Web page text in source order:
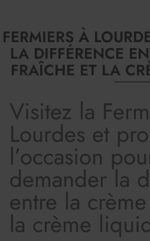
FERMIERS À
LA DIFFÉRENCE
FRAÎCHE ET LA
Visitez la
Lourdes et
l’occasion
demander la
entre la
la crème